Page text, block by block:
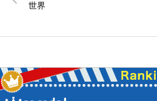
世界